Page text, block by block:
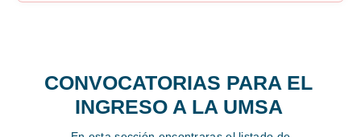
CONVOCATORIAS PARA EL
INGRESO A LA UMSA